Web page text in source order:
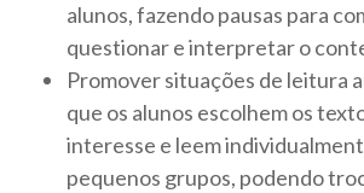
alunos, fazendo pausas para
questionar e interpretar o
Promover situações de leitura
que os alunos escolhem os
interesse e leem
pequenos grupos, podendo